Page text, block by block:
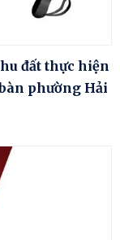
đất thực hiện
phường Hải